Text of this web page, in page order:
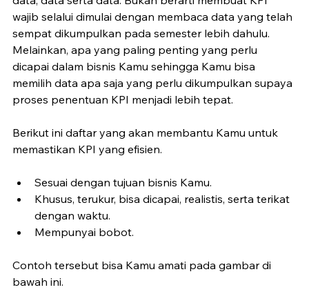
wajib selalui dimulai dengan membaca data yang telah
sempat dikumpulkan pada semester lebih dahulu.
Melainkan, apa yang paling penting yang perlu
dicapai dalam bisnis Kamu sehingga Kamu bisa
memilih data apa saja yang perlu dikumpulkan supaya
proses penentuan KPI menjadi lebih tepat.
Berikut ini daftar yang akan membantu Kamu untuk
memastikan KPI yang efisien.
Sesuai dengan tujuan bisnis Kamu.
Khusus, terukur, bisa dicapai, realistis, serta terikat
dengan waktu.
Mempunyai bobot.
Contoh tersebut bisa Kamu amati pada gambar di
bawah ini.